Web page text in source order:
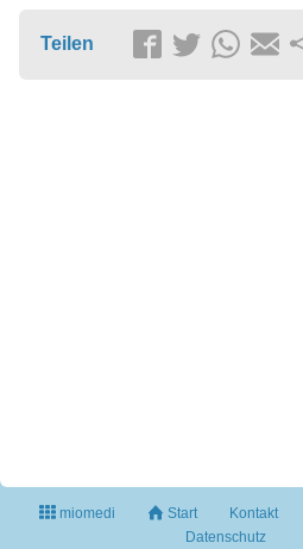
Teilen
miomedi Start Kontakt
Datenschutz